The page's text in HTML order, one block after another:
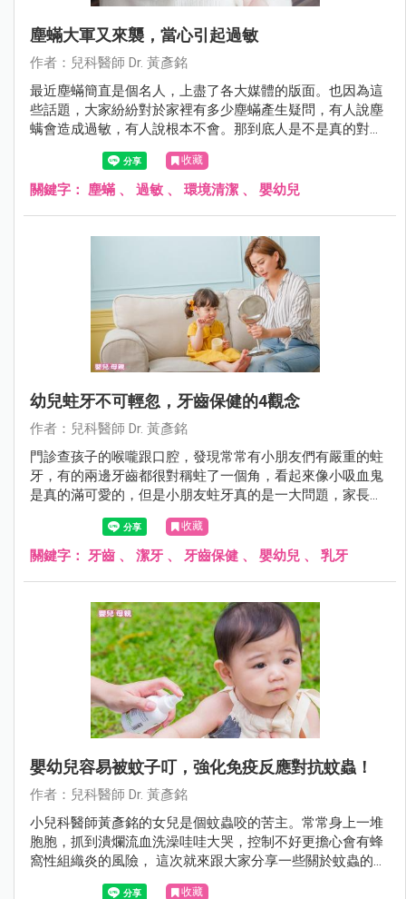
塵蟎大軍又來襲，當心引起過敏
作者：兒科醫師 Dr. 黃彥銘
最近塵蟎簡直是個名人，上盡了各大媒體的版面。也因為這
些話題，大家紛紛對於家裡有多少塵蟎產生疑問，有人說塵
螨會造成過敏，有人說根本不會。那到底人是不是真的對塵
蟎會過敏呢？讓黃醫師在這裡為您解答！
收藏
關鍵字： 塵蟎 、 過敏 、 環境清潔 、 嬰幼兒
幼兒蛀牙不可輕忽，牙齒保健的4觀念
作者：兒科醫師 Dr. 黃彥銘
門診查孩子的喉嚨跟口腔，發現常常有小朋友們有嚴重的蛀
牙，有的兩邊牙齒都很對稱蛀了一個角，看起來像小吸血鬼
是真的滿可愛的，但是小朋友蛀牙真的是一大問題，家長可
能不能輕忽！在此統整一下常見的疑問與錯誤觀念讓大家參
收藏
關鍵字： 牙齒 、 潔牙 、 牙齒保健 、 嬰幼兒 、 乳牙
嬰幼兒容易被蚊子叮，強化免疫反應對抗蚊蟲！
作者：兒科醫師 Dr. 黃彥銘
小兒科醫師黃彥銘的女兒是個蚊蟲咬的苦主。常常身上一堆
胞胞，抓到潰爛流血洗澡哇哇大哭，控制不好更擔心會有蜂
窩性組織炎的風險， 這次就來跟大家分享一些關於蚊蟲的小
收藏